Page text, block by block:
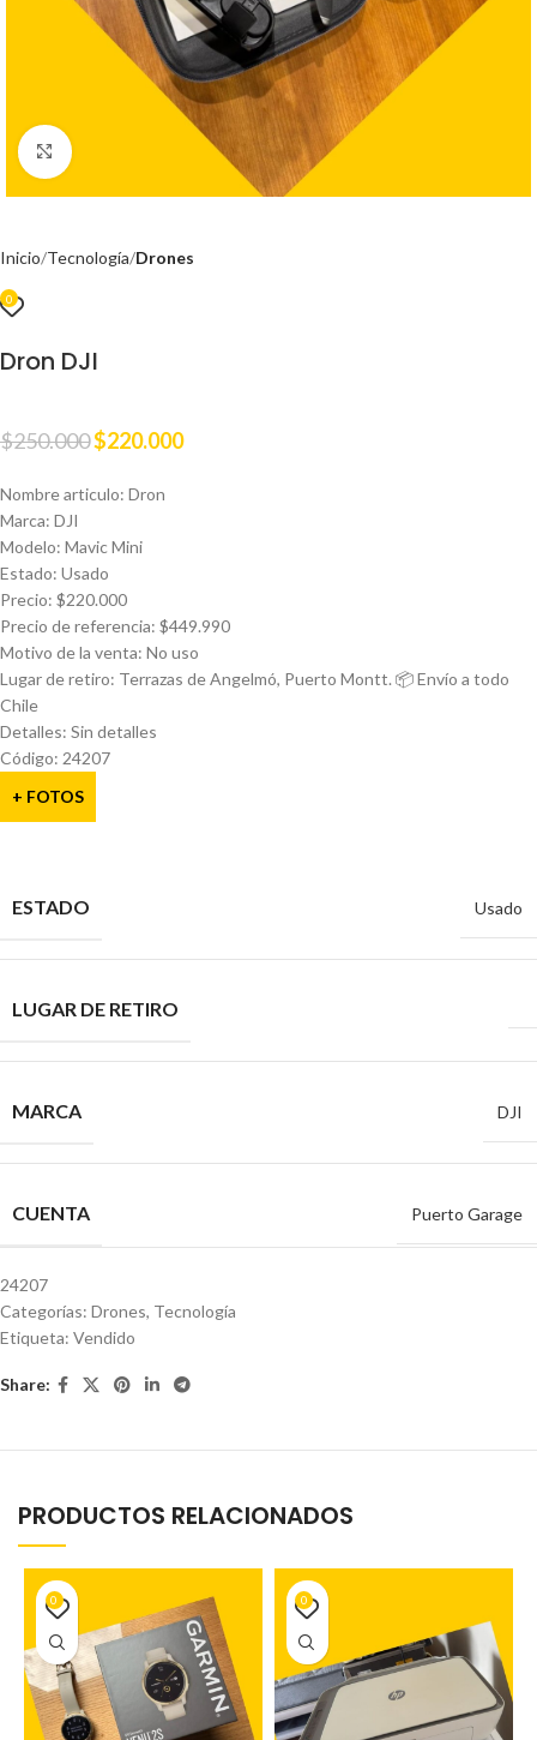
Clic para ampliar
Inicio Tecnología Drones
0
Dron DJI
$250.000$220.000
Nombre articulo: Dron
Marca: DJI
Modelo: Mavic Mini
Estado: Usado
Precio: $220.000
Precio de referencia: $449.990
Motivo de la venta: No uso
Lugar de retiro: Terrazas de Angelmó, Puerto Montt. 📦 Envío a todo
Chile
Detalles: Sin detalles
Código: 24207
+ FOTOS
ESTADO Usado
LUGAR DE RETIRO
MARCA DJI
CUENTA Puerto Garage
24207
Categorías: Drones, Tecnología
Etiqueta: Vendido
Share:
PRODUCTOS RELACIONADOS
0 0